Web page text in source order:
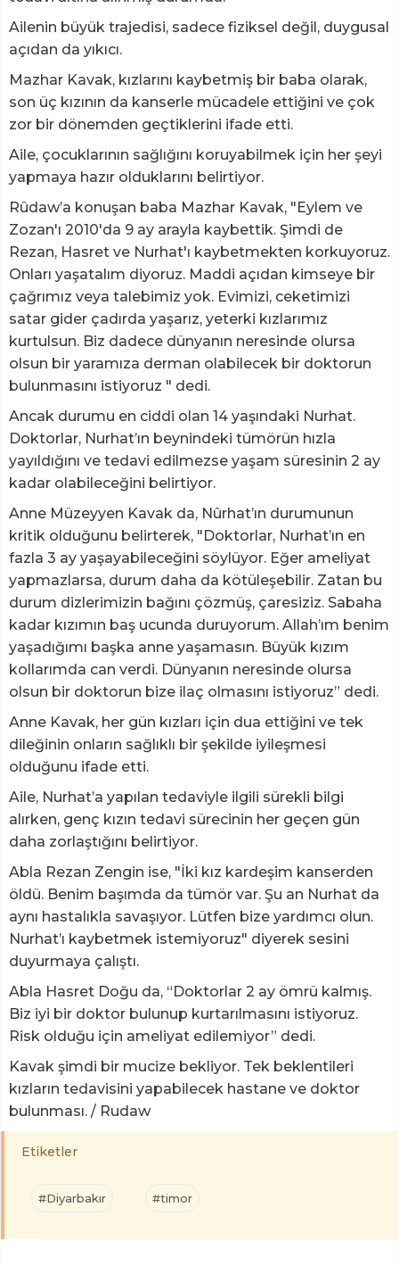
Ailenin büyük trajedisi, sadece fiziksel değil, duygusal
açıdan da yıkıcı.
Mazhar Kavak, kızlarını kaybetmiş bir baba olarak,
son üç kızının da kanserle mücadele ettiğini ve çok
zor bir dönemden geçtiklerini ifade etti.
Aile, çocuklarının sağlığını koruyabilmek için her şeyi
yapmaya hazır olduklarını belirtiyor.
Rûdaw’a konuşan baba Mazhar Kavak, "Eylem ve
Zozan'ı 2010'da 9 ay arayla kaybettik. Şimdi de
Rezan, Hasret ve Nurhat'ı kaybetmekten korkuyoruz.
Onları yaşatalım diyoruz. Maddi açıdan kimseye bir
çağrımız veya talebimiz yok. Evimizi, ceketimizi
satar gider çadırda yaşarız, yeterki kızlarımız
kurtulsun. Biz dadece dünyanın neresinde olursa
olsun bir yaramıza derman olabilecek bir doktorun
bulunmasını istiyoruz " dedi.
Ancak durumu en ciddi olan 14 yaşındaki Nurhat.
Doktorlar, Nurhat’ın beynindeki tümörün hızla
yayıldığını ve tedavi edilmezse yaşam süresinin 2 ay
kadar olabileceğini belirtiyor.
Anne Müzeyyen Kavak da, Nûrhat’ın durumunun
kritik olduğunu belirterek, "Doktorlar, Nurhat’ın en
fazla 3 ay yaşayabileceğini söylüyor. Eğer ameliyat
yapmazlarsa, durum daha da kötüleşebilir. Zatan bu
durum dizlerimizin bağını çözmüş, çaresiziz. Sabaha
kadar kızımın baş ucunda duruyorum. Allah’ım benim
yaşadığımı başka anne yaşamasın. Büyük kızım
kollarımda can verdi. Dünyanın neresinde olursa
olsun bir doktorun bize ilaç olmasını istiyoruz” dedi.
Anne Kavak, her gün kızları için dua ettiğini ve tek
dileğinin onların sağlıklı bir şekilde iyileşmesi
olduğunu ifade etti.
Aile, Nurhat’a yapılan tedaviyle ilgili sürekli bilgi
alırken, genç kızın tedavi sürecinin her geçen gün
daha zorlaştığını belirtiyor.
Abla Rezan Zengin ise, "İki kız kardeşim kanserden
öldü. Benim başımda da tümör var. Şu an Nurhat da
aynı hastalıkla savaşıyor. Lütfen bize yardımcı olun.
Nurhat’ı kaybetmek istemiyoruz" diyerek sesini
duyurmaya çalıştı.
Abla Hasret Doğu da, “Doktorlar 2 ay ömrü kalmış.
Biz iyi bir doktor bulunup kurtarılmasını istiyoruz.
Risk olduğu için ameliyat edilemiyor” dedi.
Kavak şimdi bir mucize bekliyor. Tek beklentileri
kızların tedavisini yapabilecek hastane ve doktor
bulunması. / Rudaw
Etiketler
#Diyarbakır #timor